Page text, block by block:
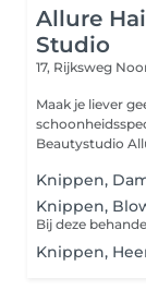
Allure
Studio
17, Rijksweg
Maak je liever
Beautystudio
Knippen,
Knippen,
Knippen,